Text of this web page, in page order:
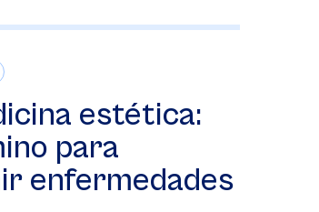
estética:
para
enfermedades